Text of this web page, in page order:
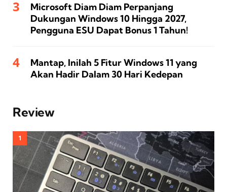
Microsoft Diam Diam Perpanjang
Dukungan Windows 10 Hingga 2027,
Pengguna ESU Dapat Bonus 1 Tahun!
Mantap, Inilah 5 Fitur Windows 11 yang
Akan Hadir Dalam 30 Hari Kedepan
Review